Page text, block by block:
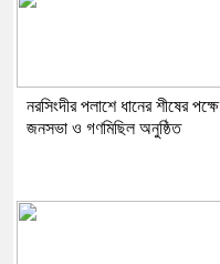
নরসিংদীর পলাশে ধানের শীষের পক্ষে
জনসভা ও গণমিছিল অনুষ্ঠিত